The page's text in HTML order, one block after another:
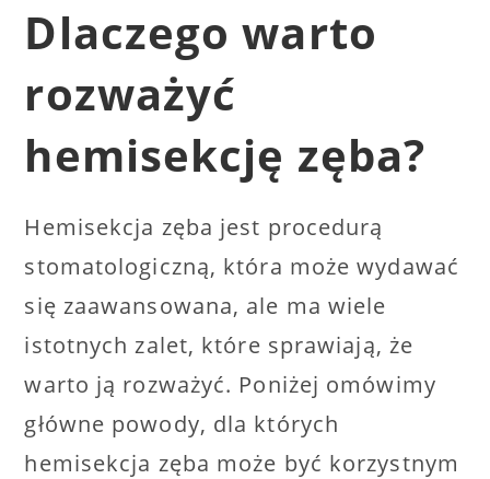
Dlaczego warto
rozważyć
hemisekcję zęba?
Hemisekcja zęba jest procedurą
stomatologiczną, która może wydawać
się zaawansowana, ale ma wiele
istotnych zalet, które sprawiają, że
warto ją rozważyć. Poniżej omówimy
główne powody, dla których
hemisekcja zęba może być korzystnym